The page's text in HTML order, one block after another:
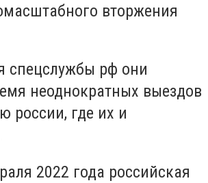
вторжения
спецслужбы рф они
неоднократных выездов
россии, где их и
2022 года российская